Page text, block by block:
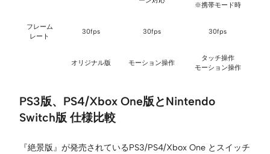
※携帯モード時
フレーム
レート
30fps 30fps 30fps
オリジナル版 モーション操作
タッチ操作
モーション操作
PS3版、PS4/Xbox One版とNintendo
Switch版 仕様比較
『絶景版』が発売されているPS3/PS4/Xbox One とスイッチ